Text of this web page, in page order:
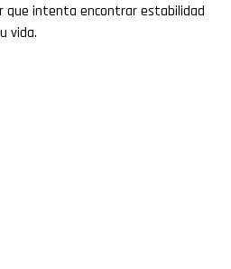
que intenta encontrar estabilidad
vida.